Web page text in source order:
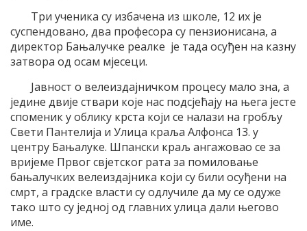
Три ученика су избачена из школе, 12 их је
суспендовано, два професора су пензионисана, а
директор Бањалучке реалке је тада осуђен на казну
затвора од осам мјесеци.
Јавност о велеиздајничком процесу мало зна, а
једине двије ствари које нас подсјећају на њега јесте
споменик у облику крста који се налази на гробљу
Свети Пантелија и Улица краља Алфонса 13. у
центру Бањалуке. Шпански краљ ангажовао се за
вријеме Првог свјетског рата за помиловање
бањалучких велеиздајника који су били осуђени на
смрт, а градске власти су одлучиле да му се одуже
тако што су једној од главних улица дали његово
име.